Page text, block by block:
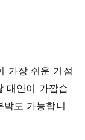
가장 쉬운 거점
대안이 가깝습
도 가능합니